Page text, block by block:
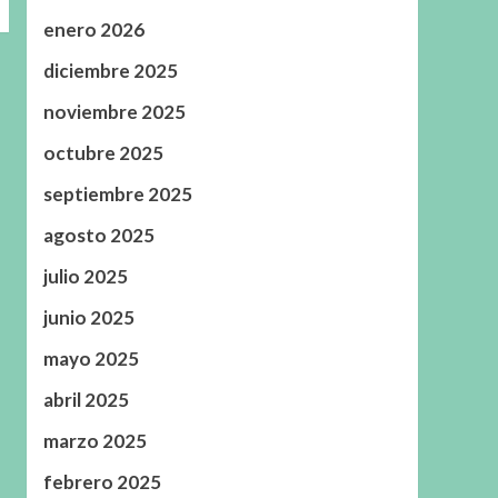
enero 2026
diciembre 2025
noviembre 2025
octubre 2025
septiembre 2025
agosto 2025
julio 2025
junio 2025
mayo 2025
abril 2025
marzo 2025
febrero 2025